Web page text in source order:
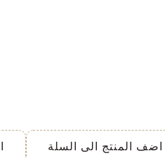
اضف المنتج الى السلة